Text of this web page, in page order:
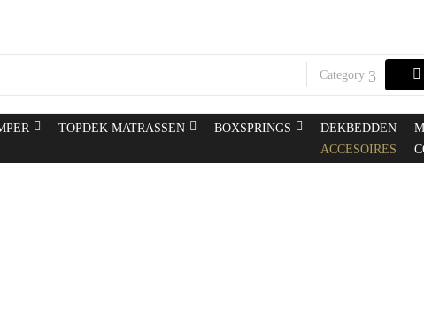
Category
TOPDEK MATRASSEN BOXSPRINGS DEKBEDDEN
ACCESOIRES